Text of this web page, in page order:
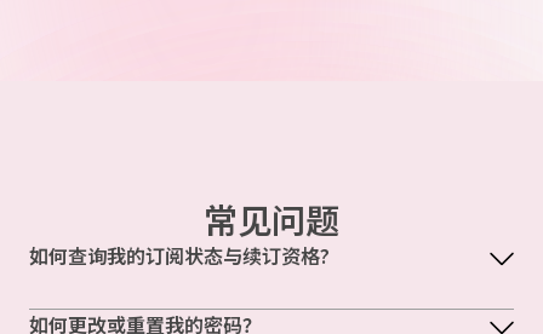
常见问题
如何查询我的订阅状态与续订资格?
如何更改或重置我的密码？